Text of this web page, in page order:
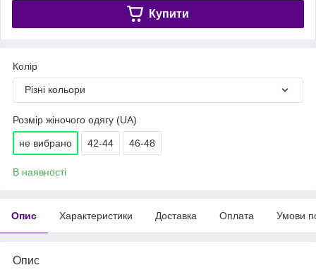
Купити
Колір
Різні кольори
Розмір жіночого одягу (UA)
не вибрано 42-44 46-48
В наявності
Опис Характеристики Доставка Оплата Умови
Опис